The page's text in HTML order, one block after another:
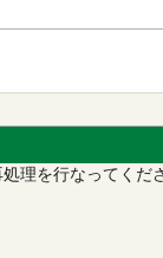
理を行なってくだ